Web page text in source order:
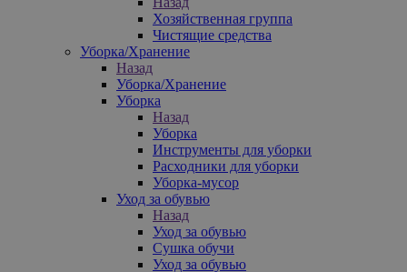
Хозяйственная группа
Чистящие средства
Уборка/Хранение
Назад
Уборка/Хранение
Уборка
Назад
Уборка
Инструменты для уборки
Расходники для уборки
Уборка-мусор
Уход за обувью
Назад
Уход за обувью
Сушка обучи
Уход за обувью